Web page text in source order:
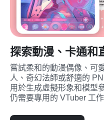
探索動漫、卡通和
嘗試柔和的動漫偶像、可
人、奇幻法師或舒適的
用於生成虛擬形象和模型
仍需要專用的 VTuber 工作